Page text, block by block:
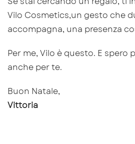
Vilo Cosmetics,un gesto che
accompagna, una presenza
Per me, Vilo è questo. E spero
anche per te.
Buon Natale,
Vittoria